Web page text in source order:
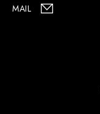
MAIL